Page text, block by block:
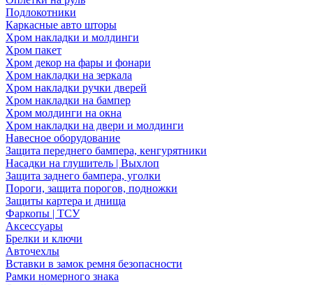
Подлокотники
Каркасные авто шторы
Хром накладки и молдинги
Хром пакет
Хром декор на фары и фонари
Хром накладки на зеркала
Хром накладки ручки дверей
Хром накладки на бампер
Хром молдинги на окна
Хром накладки на двери и молдинги
Навесное оборудование
Защита переднего бампера, кенгурятники
Насадки на глушитель | Выхлоп
Защита заднего бампера, уголки
Пороги, защита порогов, подножки
Защиты картера и днища
Фаркопы | ТСУ
Аксессуары
Брелки и ключи
Авточехлы
Вставки в замок ремня безопасности
Рамки номерного знака